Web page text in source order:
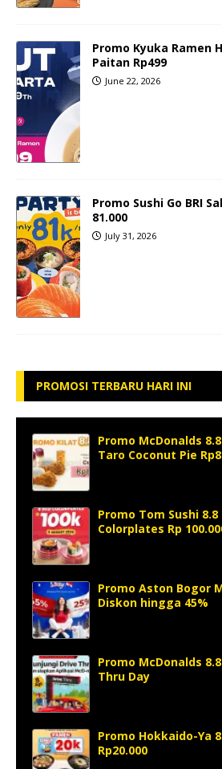
Promo Kyuka Ramen
Paitan Rp499
June 22, 2026
Promo Sushi Go BRI
81.000
July 31, 2026
PROMOSI TERBARU HARI INI
Promo McDonalds
Taro Coconut Pie
Promo Tom Sushi 8.8
Colorplates Rp
Promo Aston Bogor
Diskon hingga 45%
Promo McDonalds
Thru Day
Promo Hokkaido-Ya
Rp20.000